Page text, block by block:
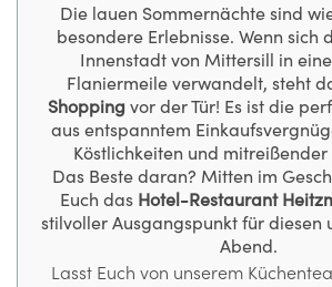
Die lauen Sommernächte sind
besondere Erlebnisse. Wenn sich
Innenstadt von Mittersill in
Flaniermeile verwandelt, steht
Shoppingvor der Tür! Es ist die
aus entspanntem
Köstlichkeiten und
Das Beste daran? Mitten im
Euch das Hotel-Restaurant
stilvoller Ausgangspunkt für diesen
Abend.
Lasst Euch von unserem